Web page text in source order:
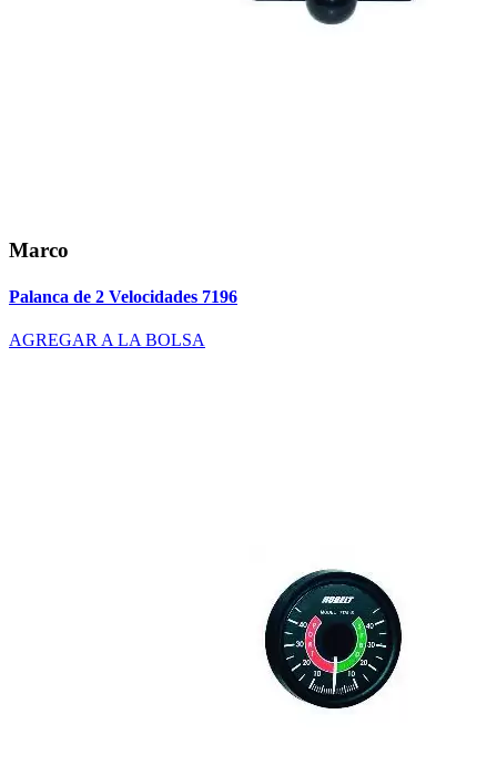
Marco
Palanca de 2 Velocidades 7196
AGREGAR A LA BOLSA